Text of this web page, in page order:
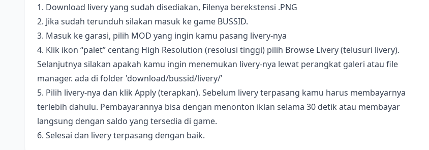
1. Download livery yang sudah disediakan, Filenya berekstensi .PNG
2. Jika sudah terunduh silakan masuk ke game BUSSID.
3. Masuk ke garasi, pilih MOD yang ingin kamu pasang livery-nya
4. Klik ikon “palet” centang High Resolution (resolusi tinggi) pilih Browse Livery (telusuri livery).
Selanjutnya silakan apakah kamu ingin menemukan livery-nya lewat perangkat galeri atau file
manager. ada di folder 'download/bussid/livery/'
5. Pilih livery-nya dan klik Apply (terapkan). Sebelum livery terpasang kamu harus membayarnya
terlebih dahulu. Pembayarannya bisa dengan menonton iklan selama 30 detik atau membayar
langsung dengan saldo yang tersedia di game.
6. Selesai dan livery terpasang dengan baik.